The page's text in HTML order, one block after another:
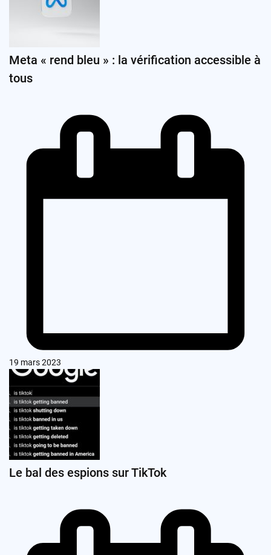
Meta « rend bleu » : la vérification accessible à
tous
19 mars 2023
Le bal des espions sur TikTok